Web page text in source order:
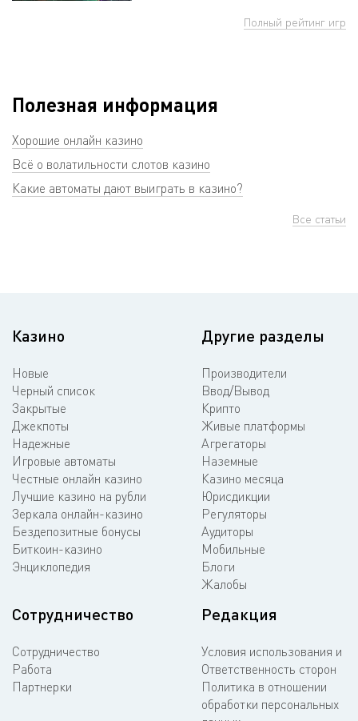
Полный рейтинг игр
Полезная информация
Хорошие онлайн казино
Всё о волатильности слотов казино
Какие автоматы дают выиграть в казино?
Все статьи
Казино
Новые
Черный список
Закрытые
Джекпоты
Надежные
Игровые автоматы
Честные онлайн казино
Лучшие казино на рубли
Зеркала онлайн-казино
Бездепозитные бонусы
Биткоин-казино
Энциклопедия
Другие разделы
Производители
Ввод/Вывод
Крипто
Живые платформы
Агрегаторы
Наземные
Казино месяца
Юрисдикции
Регуляторы
Аудиторы
Мобильные
Блоги
Жалобы
Сотрудничество
Сотрудничество
Работа
Партнерки
Редакция
Условия использования и
Ответственность сторон
Политика в отношении
обработки персональных